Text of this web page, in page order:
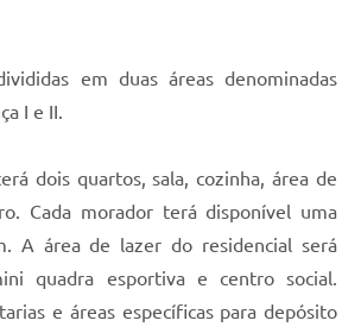
em duas áreas denominadas
I e II.
dois quartos, sala, cozinha, área de
Cada morador terá disponível uma
A área de lazer do residencial será
quadra esportiva e centro social.
e áreas específicas para depósito